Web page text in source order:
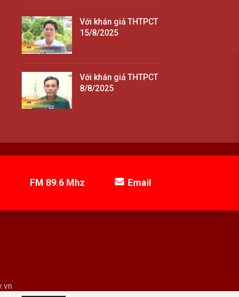
Với khán giả THTPCT
15/8/2025
Với khán giả THTPCT
8/8/2025
FM 89.6 Mhz Email